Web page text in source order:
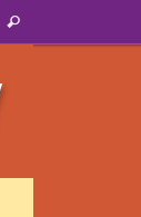
pour
Rechercher